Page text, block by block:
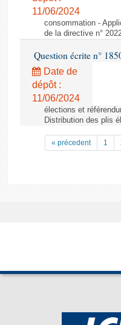
11/06/2024
consommation -
de la directive n°
Question écrite n°
Date de
dépôt :
11/06/2024
élections et
Distribution des plis
« précedent 1